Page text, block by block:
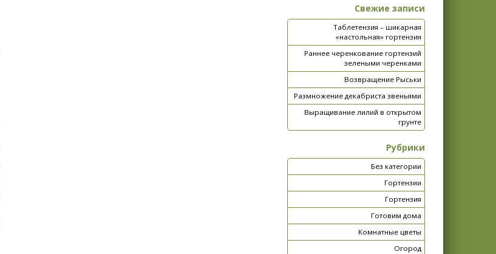
Свежие записи
Таблетензия – шикарная
«настольная» гортензия
Раннее черенкование гортензий
зелеными черенками
Возвращение Рыськи
Размножение декабриста звеньями
Выращивание лилий в открытом
грунте
Рубрики
Без категории
Гортензии
Гортензия
Готовим дома
Комнатные цветы
Огород